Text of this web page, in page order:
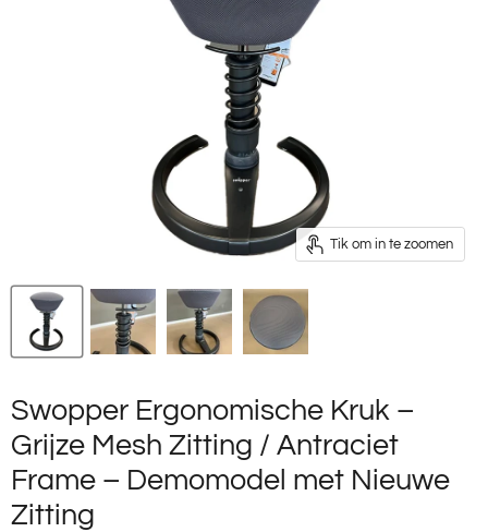
Tik om in te zoomen
Swopper Ergonomische Kruk –
Grijze Mesh Zitting / Antraciet
Frame – Demomodel met Nieuwe
Zitting